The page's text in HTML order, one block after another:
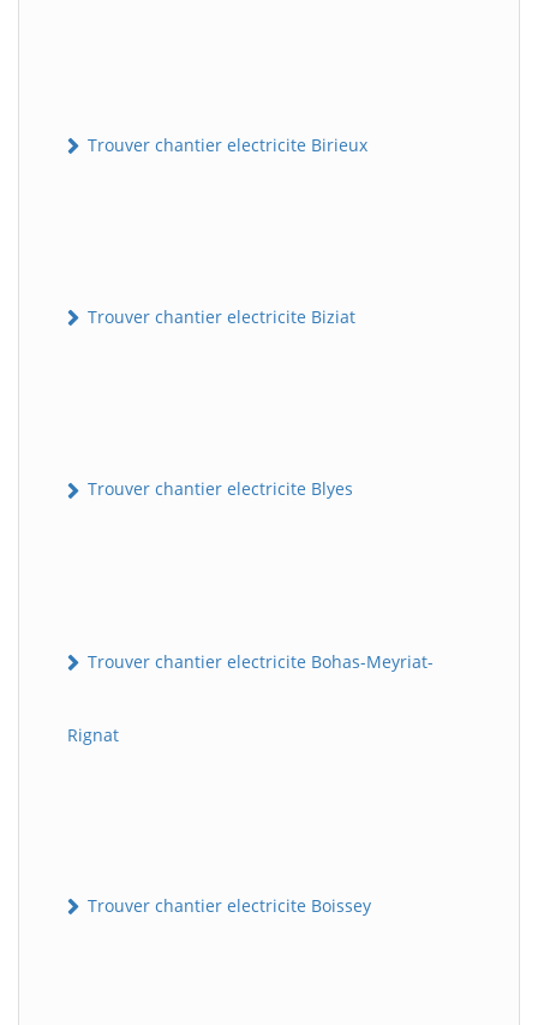
Trouver chantier electricite Birieux
Trouver chantier electricite Biziat
Trouver chantier electricite Blyes
Trouver chantier electricite Bohas-Meyriat-
Rignat
Trouver chantier electricite Boissey